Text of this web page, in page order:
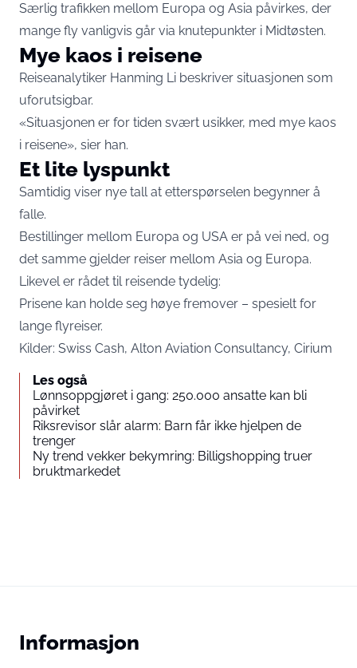
Særlig trafikken mellom Europa og Asia påvirkes, der
mange fly vanligvis går via knutepunkter i Midtøsten.
Mye kaos i reisene
Reiseanalytiker Hanming Li beskriver situasjonen som
uforutsigbar.
«Situasjonen er for tiden svært usikker, med mye kaos
i reisene», sier han.
Et lite lyspunkt
Samtidig viser nye tall at etterspørselen begynner å
falle.
Bestillinger mellom Europa og USA er på vei ned, og
det samme gjelder reiser mellom Asia og Europa.
Likevel er rådet til reisende tydelig:
Prisene kan holde seg høye fremover – spesielt for
lange flyreiser.
Kilder: Swiss Cash, Alton Aviation Consultancy, Cirium
Les også
Lønnsoppgjøret i gang: 250.000 ansatte kan bli
påvirket
Riksrevisor slår alarm: Barn får ikke hjelpen de
trenger
Ny trend vekker bekymring: Billigshopping truer
bruktmarkedet
Informasjon